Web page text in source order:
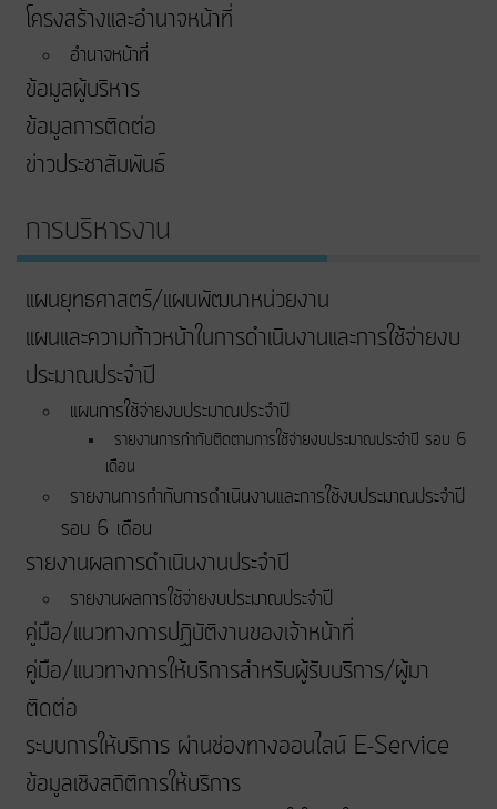
โครงสร้างและอำนาจหน้าที่
อำนาจหน้าที่
ข้อมูลผู้บริหาร
ข้อมูลการติดต่อ
ข่าวประชาสัมพันธ์
การบริหารงาน
แผนยุทธศาสตร์/แผนพัฒนาหน่วยงาน
แผนและความก้าวหน้าในการดําเนินงานและการใช้จ่ายงบ
ประมาณประจําปี
แผนการใช้จ่ายงบประมาณประจำปี
รายงานการกำกับติดตามการใช้จ่ายงบประมาณประจำปี รอบ 6
เดือน
รายงานการกำกับการดำเนินงานและการใช้งบประมาณประจำปี
รอบ 6 เดือน
รายงานผลการดำเนินงานประจำปี
รายงานผลการใช้จ่ายงบประมาณประจำปี
คู่มือ/แนวทางการปฏิบัติงานของเจ้าหน้าที่
คู่มือ/แนวทางการให้บริการสำหรับผู้รับบริการ/ผู้มา
ติดต่อ
ระบบการให้บริการ ผ่านช่องทางออนไลน์ E-Service
ข้อมูลเชิงสถิติการให้บริการ